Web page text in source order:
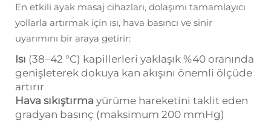
En etkili ayak masaj cihazları, dolaşımı tamamlayıcı
yollarla artırmak için ısı, hava basıncı ve sinir
uyarımını bir araya getirir:
Isı (38–42 °C) kapillerleri yaklaşık %40 oranında
genişleterek dokuya kan akışını önemli ölçüde
artırır
Hava sıkıştırma yürüme hareketini taklit eden
gradyan basınç (maksimum 200 mmHg)